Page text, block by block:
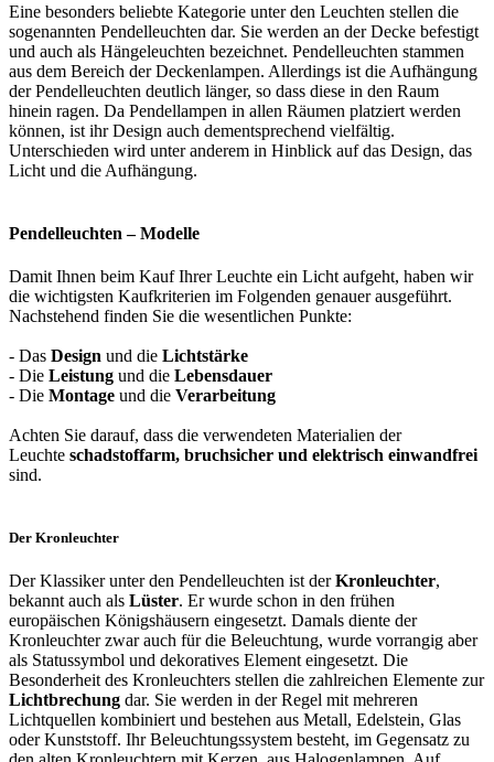
Eine besonders beliebte Kategorie unter den Leuchten stellen die
sogenannten Pendelleuchten dar. Sie werden an der Decke befestigt
und auch als Hängeleuchten bezeichnet. Pendelleuchten stammen
aus dem Bereich der Deckenlampen. Allerdings ist die Aufhängung
der Pendelleuchten deutlich länger, so dass diese in den Raum
hinein ragen. Da Pendellampen in allen Räumen platziert werden
können, ist ihr Design auch dementsprechend vielfältig.
Unterschieden wird unter anderem in Hinblick auf das Design, das
Licht und die Aufhängung.
Pendelleuchten – Modelle
Damit Ihnen beim Kauf Ihrer Leuchte ein Licht aufgeht, haben wir
die wichtigsten Kaufkriterien im Folgenden genauer ausgeführt.
Nachstehend finden Sie die wesentlichen Punkte:
- Das Design und die Lichtstärke
- Die Leistung und die Lebensdauer
- Die Montage und die Verarbeitung
Achten Sie darauf, dass die verwendeten Materialien der
Leuchte schadstoffarm, bruchsicher und elektrisch einwandfrei
sind.
Der Kronleuchter
Der Klassiker unter den Pendelleuchten ist derKronleuchter,
bekannt auch als Lüster. Er wurde schon in den frühen
europäischen Königshäusern eingesetzt. Damals diente der
Kronleuchter zwar auch für die Beleuchtung, wurde vorrangig aber
als Statussymbol und dekoratives Element eingesetzt. Die
Besonderheit des Kronleuchters stellen die zahlreichen Elemente zur
Lichtbrechung dar. Sie werden in der Regel mit mehreren
Lichtquellen kombiniert und bestehen aus Metall, Edelstein, Glas
oder Kunststoff. Ihr Beleuchtungssystem besteht, im Gegensatz zu